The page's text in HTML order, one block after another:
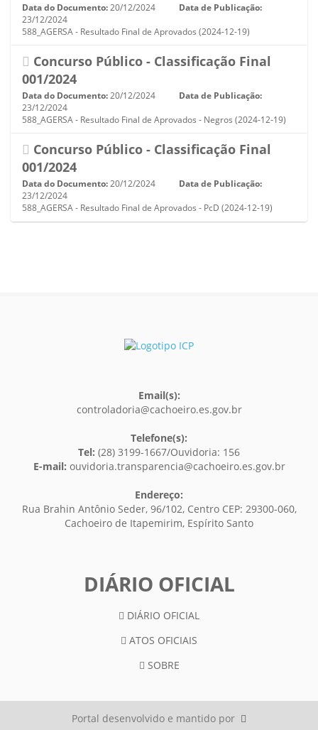
Data do Documento: 20/12/2024
Data de Publicação:
23/12/2024
588_AGERSA - Resultado Final de Aprovados (2024-12-19)
Concurso Público - Classificação Final
001/2024
Data do Documento: 20/12/2024
Data de Publicação:
23/12/2024
588_AGERSA - Resultado Final de Aprovados - Negros (2024-12-19)
Concurso Público - Classificação Final
001/2024
Data do Documento: 20/12/2024
Data de Publicação:
23/12/2024
588_AGERSA - Resultado Final de Aprovados - PcD (2024-12-19)
Email(s):
controladoria@cachoeiro.es.gov.br
Telefone(s):
Tel: (28) 3199-1667/Ouvidoria: 156
E-mail: ouvidoria.transparencia@cachoeiro.es.gov.br
Endereço:
Rua Brahin Antônio Seder, 96/102, Centro CEP: 29300-060,
Cachoeiro de Itapemirim, Espírito Santo
DIÁRIO OFICIAL
DIÁRIO OFICIAL
ATOS OFICIAIS
SOBRE
Portal desenvolvido e mantido por